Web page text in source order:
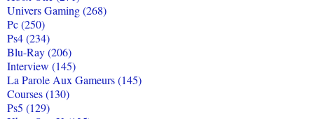
Univers Gaming (268)
Pc (250)
Ps4 (234)
Blu-Ray (206)
Interview (145)
La Parole Aux Gameurs (145)
Courses (130)
Ps5 (129)